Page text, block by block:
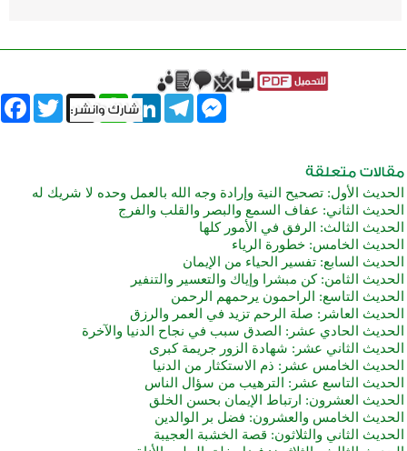
Twitter X
WhatsAppLinkedInTelegram
Messenger
الحديث الأول: تصحيح النية وإرادة وجه الله بالعمل وحده لا شريك له
الحديث الثاني: عفاف السمع والبصر والقلب والفرج
الحديث الثالث: الرفق في الأمور كلها
الحديث الخامس: خطورة الرياء
الحديث السابع: تفسير الحياء من الإيمان
الحديث الثامن: كن مبشرا وإياك والتعسير والتنفير
الحديث التاسع: الراحمون يرحمهم الرحمن
الحديث العاشر: صلة الرحم تزيد في العمر والرزق
الحديث الحادي عشر: الصدق سبب في نجاح الدنيا والآخرة
الحديث الثاني عشر: شهادة الزور جريمة كبرى
الحديث الخامس عشر: ذم الاستكثار من الدنيا
الحديث التاسع عشر: الترهيب من سؤال الناس
الحديث العشرون: ارتباط الإيمان بحسن الخلق
الحديث الخامس والعشرون: فضل بر الوالدين
الحديث الثاني والثلاثون: قصة الخشبة العجيبة